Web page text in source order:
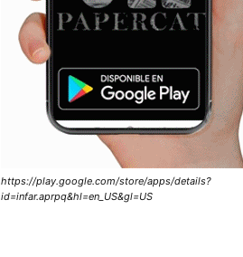
https://play.google.com/store/apps/details?
id=infar.aprpq&hl=en_US&gl=US